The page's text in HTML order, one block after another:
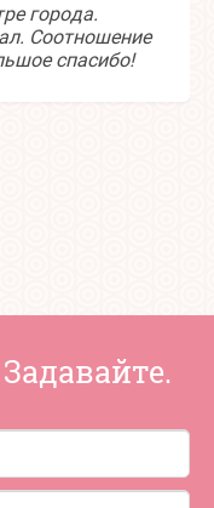
города.
Соотношение
спасибо!